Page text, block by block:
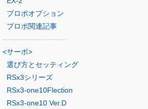
プロポオプション
プロポ関連記事
-------------------------
<サーボ>
選び方とセッティング
RSx3シリーズ
RSx3-one10Flection
RSx3-one10 Ver.D